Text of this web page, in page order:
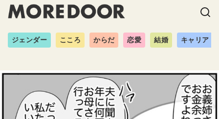
ジェンダー こころ からだ 恋愛 結婚 キャリア